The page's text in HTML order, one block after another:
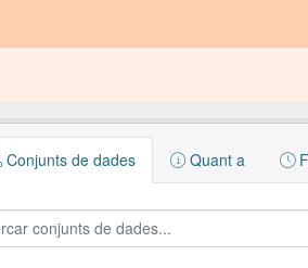
Conjunts de dades Quant a